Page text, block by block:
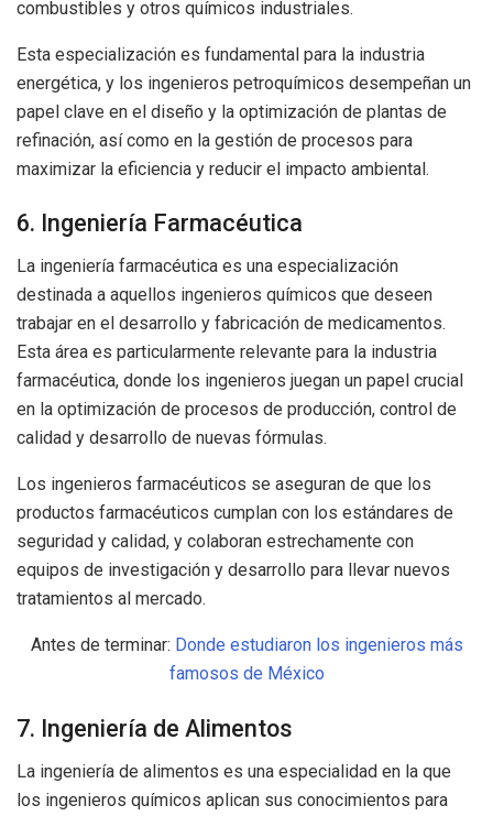
combustibles y otros químicos industriales.
Esta especialización es fundamental para la industria
energética, y los ingenieros petroquímicos desempeñan un
papel clave en el diseño y la optimización de plantas de
refinación, así como en la gestión de procesos para
maximizar la eficiencia y reducir el impacto ambiental.
6. Ingeniería Farmacéutica
La ingeniería farmacéutica es una especialización
destinada a aquellos ingenieros químicos que deseen
trabajar en el desarrollo y fabricación de medicamentos.
Esta área es particularmente relevante para la industria
farmacéutica, donde los ingenieros juegan un papel crucial
en la optimización de procesos de producción, control de
calidad y desarrollo de nuevas fórmulas.
Los ingenieros farmacéuticos se aseguran de que los
productos farmacéuticos cumplan con los estándares de
seguridad y calidad, y colaboran estrechamente con
equipos de investigación y desarrollo para llevar nuevos
tratamientos al mercado.
Antes de terminar: Donde estudiaron los ingenieros más
famosos de México
7. Ingeniería de Alimentos
La ingeniería de alimentos es una especialidad en la que
los ingenieros químicos aplican sus conocimientos para